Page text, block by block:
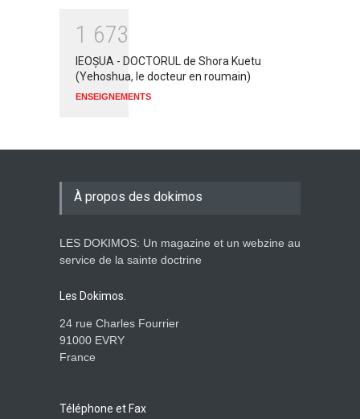
1 673
IEOŞUA - DOCTORUL de Shora Kuetu
(Yehoshua, le docteur en roumain)
ENSEIGNEMENTS
À propos des dokimos
LES DOKIMOS: Un magazine et un webzine au
service de la sainte doctrine
Les Dokimos.
24 rue Charles Fourrier
91000 EVRY
France
Téléphone et Fax